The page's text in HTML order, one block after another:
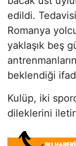
edildi.
Romanya
yaklaşık beş
beklendiği
Kulüp, iki
dileklerini